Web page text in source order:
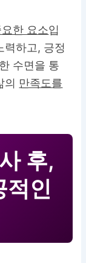
한 요소입
력하고, 긍정
수면을 통
의 만족도를
후,
적인